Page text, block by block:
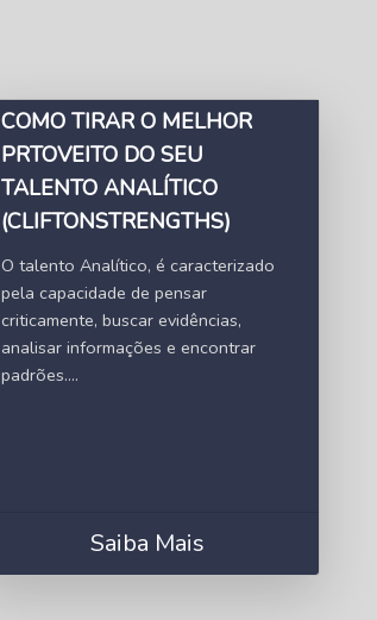
COMO TIRAR O MELHOR
PRTOVEITO DO SEU
TALENTO ANALÍTICO
(CLIFTONSTRENGTHS)
O talento Analítico, é caracterizado
pela capacidade de pensar
criticamente, buscar evidências,
analisar informações e encontrar
padrões....
Saiba Mais